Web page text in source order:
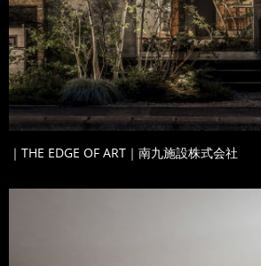
｜THE EDGE OF ART｜南九施設株式会社